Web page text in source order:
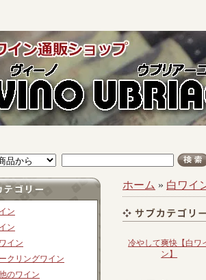
ン
ン
イン
クリングワイン
のワイン
ホーム » 白ワイ
冷やして爽快【白ワ
ン】